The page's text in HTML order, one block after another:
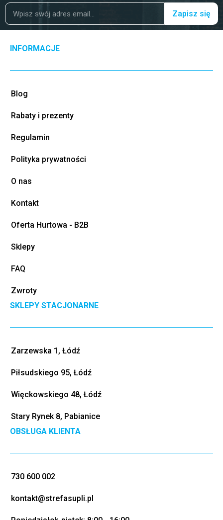
Zapisz się
INFORMACJE
Blog
Rabaty i prezenty
Regulamin
Polityka prywatności
O nas
Kontakt
Oferta Hurtowa - B2B
Sklepy
FAQ
Zwroty
SKLEPY STACJONARNE
Zarzewska 1, Łódź
Piłsudskiego 95, Łódź
Więckowskiego 48, Łódź
Stary Rynek 8, Pabianice
OBSŁUGA KLIENTA
730 600 002
kontakt@strefasupli.pl